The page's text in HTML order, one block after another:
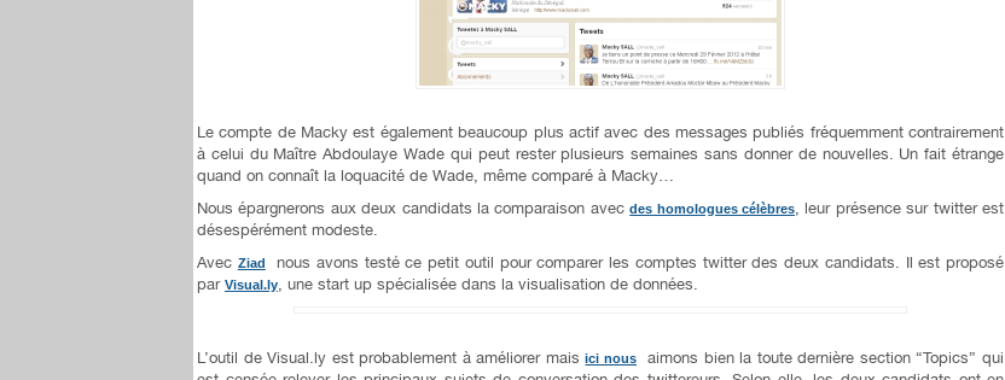
Le compte de Macky est également beaucoup plus actif avec des messages publiés fréquemment contrairement
à celui du Maître Abdoulaye Wade qui peut rester plusieurs semaines sans donner de nouvelles. Un fait étrange
quand on connaît la loquacité de Wade, même comparé à Macky…
Nous épargnerons aux deux candidats la comparaison avecdes homologues célèbres, leur présence sur twitter est
désespérément modeste.
Avec Ziad
nous avons testé ce petit outil pour comparer les comptes twitter des deux candidats. Il est proposé
par Visual.ly, une start up spécialisée dans la visualisation de données.
L’outil de Visual.ly est probablement à améliorer maisici nous
aimons bien la toute dernière section “Topics” qui